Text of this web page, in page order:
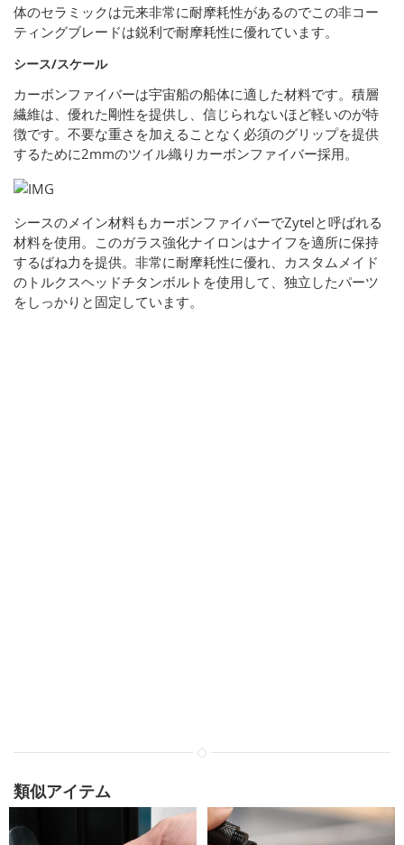
体のセラミックは元来非常に耐摩耗性があるのでこの非コー
ティングブレードは鋭利で耐摩耗性に優れています。
シース/スケール
カーボンファイバーは宇宙船の船体に適した材料です。積層
繊維は、優れた剛性を提供し、信じられないほど軽いのが特
徴です。不要な重さを加えることなく必須のグリップを提供
するために2mmのツイル織りカーボンファイバー採用。
シースのメイン材料もカーボンファイバーでZytelと呼ばれる
材料を使用。このガラス強化ナイロンはナイフを適所に保持
するばね力を提供。非常に耐摩耗性に優れ、カスタムメイド
のトルクスヘッドチタンボルトを使用して、独立したパーツ
をしっかりと固定しています。
類似アイテム